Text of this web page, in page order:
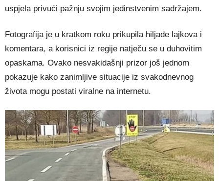
uspjela privući pažnju svojim jedinstvenim sadržajem.
Fotografija je u kratkom roku prikupila hiljade lajkova i
komentara, a korisnici iz regije natječu se u duhovitim
opaskama. Ovako nesvakidašnji prizor još jednom
pokazuje kako zanimljive situacije iz svakodnevnog
života mogu postati viralne na internetu.